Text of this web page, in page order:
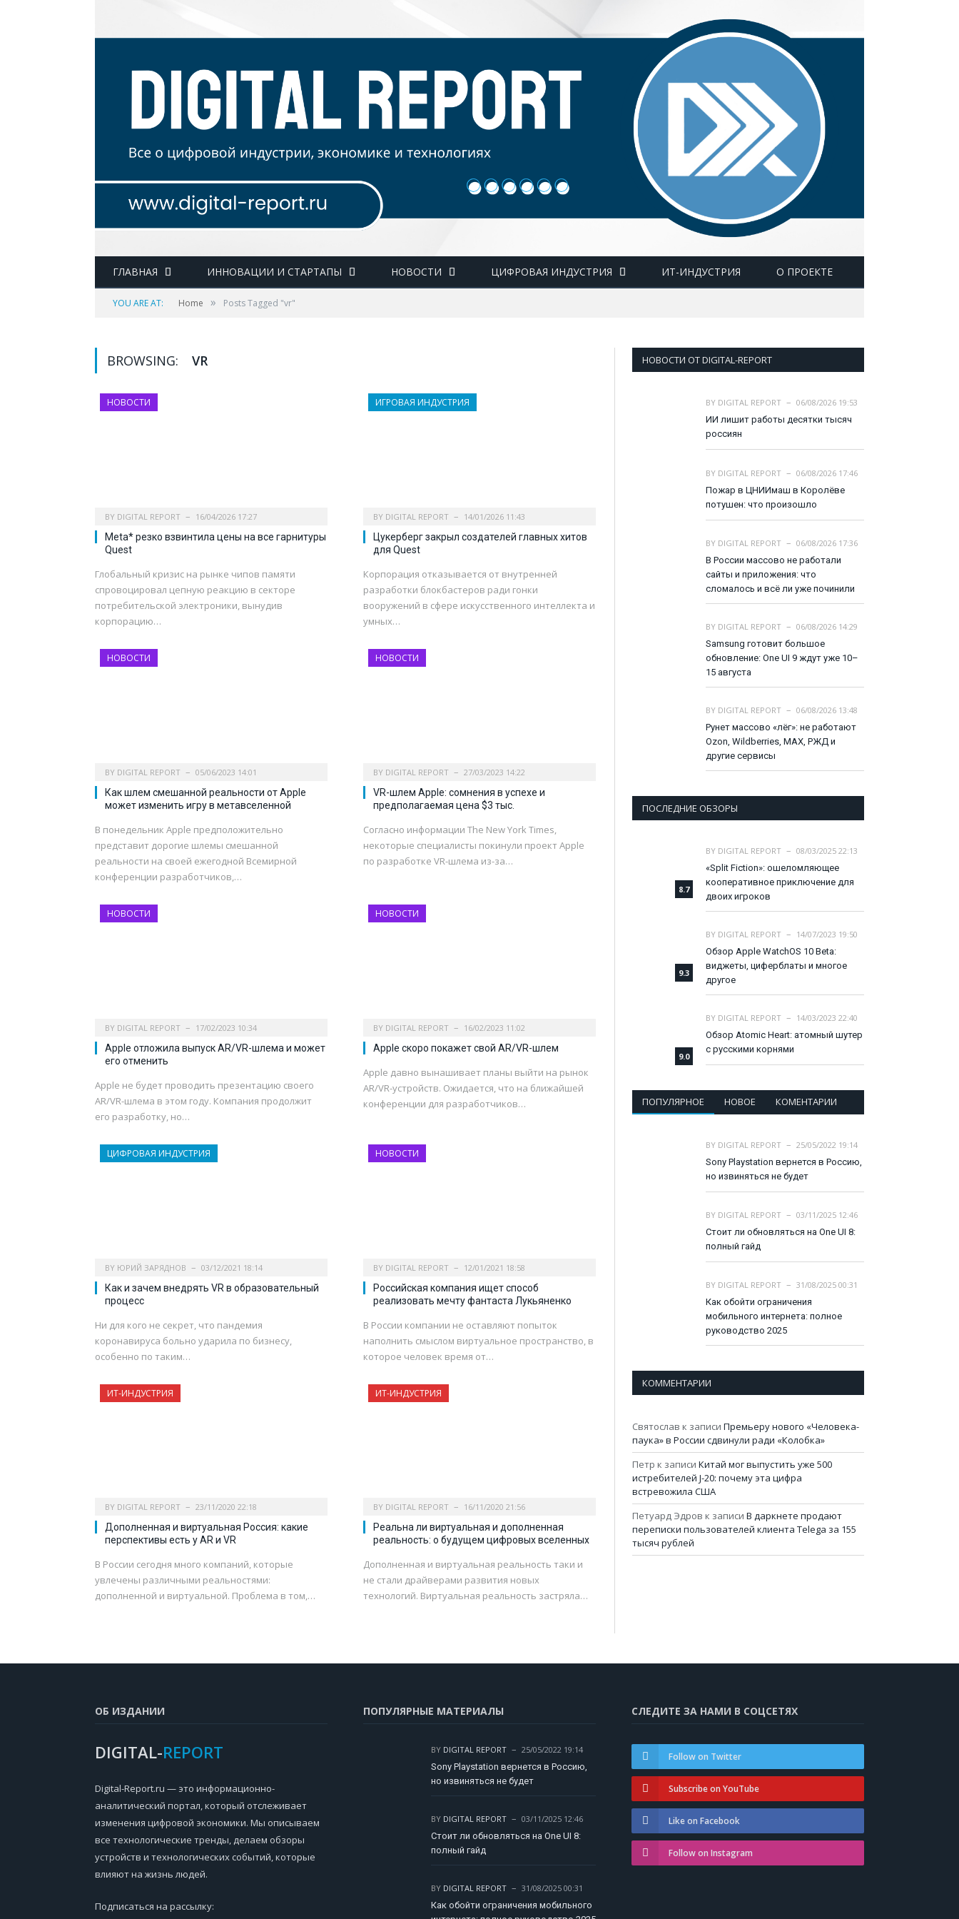
ГЛАВНАЯ ИННОВАЦИИ И СТАРТАПЫ НОВОСТИ ЦИФРОВАЯ ИНДУСТРИЯ ИТ-ИНДУСТРИЯ О ПРОЕКТЕ
YOU ARE AT: Home » Posts Tagged "vr"
BROWSING: VR
НОВОСТИ
BY DIGITAL REPORT 16/04/2026 17:27
Meta* резко взвинтила цены на все гарнитуры
Quest
Глобальный кризис на рынке чипов памяти
спровоцировал цепную реакцию в секторе
потребительской электроники, вынудив
корпорацию…
ИГРОВАЯ ИНДУСТРИЯ
BY DIGITAL REPORT 14/01/2026 11:43
Цукерберг закрыл создателей главных хитов
для Quest
Корпорация отказывается от внутренней
разработки блокбастеров ради гонки
вооружений в сфере искусственного интеллекта и
умных…
НОВОСТИ
BY DIGITAL REPORT 05/06/2023 14:01
Как шлем смешанной реальности от Apple
может изменить игру в метавселенной
В понедельник Apple предположительно
представит дорогие шлемы смешанной
реальности на своей ежегодной Всемирной
конференции разработчиков,…
НОВОСТИ
BY DIGITAL REPORT 27/03/2023 14:22
VR-шлем Apple: сомнения в успехе и
предполагаемая цена $3 тыс.
Согласно информации The New York Times,
некоторые специалисты покинули проект Apple
по разработке VR-шлема из-за…
НОВОСТИ
BY DIGITAL REPORT 17/02/2023 10:34
Apple отложила выпуск AR/VR-шлема и может
его отменить
Apple не будет проводить презентацию своего
AR/VR-шлема в этом году. Компания продолжит
его разработку, но…
НОВОСТИ
BY DIGITAL REPORT 16/02/2023 11:02
Apple скоро покажет свой AR/VR-шлем
Apple давно вынашивает планы выйти на рынок
AR/VR-устройств. Ожидается, что на ближайшей
конференции для разработчиков…
ЦИФРОВАЯ ИНДУСТРИЯ
BY ЮРИЙ ЗАРЯДНОВ 03/12/2021 18:14
Как и зачем внедрять VR в образовательный
процесс
Ни для кого не секрет, что пандемия
коронавируса больно ударила по бизнесу,
особенно по таким…
НОВОСТИ
BY DIGITAL REPORT 12/01/2021 18:58
Российская компания ищет способ
реализовать мечту фантаста Лукьяненко
В России компании не оставляют попыток
наполнить смыслом виртуальное пространство, в
которое человек время от…
ИТ-ИНДУСТРИЯ
BY DIGITAL REPORT 23/11/2020 22:18
Дополненная и виртуальная Россия: какие
перспективы есть у AR и VR
В России сегодня много компаний, которые
увлечены различными реальностями:
дополненной и виртуальной. Проблема в том,…
ИТ-ИНДУСТРИЯ
BY DIGITAL REPORT 16/11/2020 21:56
Реальна ли виртуальная и дополненная
реальность: о будущем цифровых вселенных
Дополненная и виртуальная реальность таки и
не стали драйверами развития новых
технологий. Виртуальная реальность застряла…
НОВОСТИ ОТ DIGITAL-REPORT
BY DIGITAL REPORT
06/08/2026 19:53
ИИ лишит работы десятки тысяч
россиян
BY DIGITAL REPORT
06/08/2026 17:46
Пожар в ЦНИИмаш в Королёве
потушен: что произошло
BY DIGITAL REPORT
06/08/2026 17:36
В России массово не работали
сайты и приложения: что
сломалось и всё ли уже починили
BY DIGITAL REPORT
06/08/2026 14:29
Samsung готовит большое
обновление: One UI 9 ждут уже 10–
15 августа
BY DIGITAL REPORT
06/08/2026 13:48
Рунет массово «лёг»: не работают
Ozon, Wildberries, MAX, РЖД и
другие сервисы
ПОСЛЕДНИЕ ОБЗОРЫ
8.7
BY DIGITAL REPORT
08/03/2025 22:13
«Split Fiction»: ошеломляющее
кооперативное приключение для
двоих игроков
9.3
BY DIGITAL REPORT
14/07/2023 19:50
Обзор Apple WatchOS 10 Beta:
виджеты, циферблаты и многое
другое
9.0
BY DIGITAL REPORT
14/03/2023 22:40
Обзор Atomic Heart: атомный шутер
с русскими корнями
ПОПУЛЯРНОЕ НОВОЕ КОМЕНТАРИИ
BY DIGITAL REPORT
25/05/2022 19:14
Sony Playstation вернется в Россию,
но извиняться не будет
BY DIGITAL REPORT
03/11/2025 12:46
Стоит ли обновляться на One UI 8:
полный гайд
BY DIGITAL REPORT
31/08/2025 00:31
Как обойти ограничения
мобильного интернета: полное
руководство 2025
КОММЕНТАРИИ
Святослав к записи Премьеру нового «Человека-
паука» в России сдвинули ради «Колобка»
Петр к записи Китай мог выпустить уже 500
истребителей J-20: почему эта цифра
встревожила США
Петуард Эдров к записи В даркнете продают
переписки пользователей клиента Telega за 155
тысяч рублей
ОБ ИЗДАНИИ
DIGITAL-REPORT
Digital-Report.ru — это информационно-
аналитический портал, который отслеживает
изменения цифровой экономики. Мы описываем
все технологические тренды, делаем обзоры
устройств и технологических событий, которые
влияют на жизнь людей.
Подписаться на рассылку:
ПОПУЛЯРНЫЕ МАТЕРИАЛЫ
BY DIGITAL REPORT
25/05/2022 19:14
Sony Playstation вернется в Россию,
но извиняться не будет
BY DIGITAL REPORT
03/11/2025 12:46
Стоит ли обновляться на One UI 8:
полный гайд
BY DIGITAL REPORT
31/08/2025 00:31
Как обойти ограничения мобильного
СЛЕДИТЕ ЗА НАМИ В СОЦСЕТЯХ
Follow on Twitter
Subscribe on YouTube
Like on Facebook
Follow on Instagram